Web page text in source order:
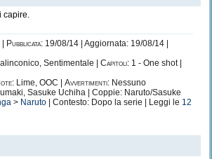
capire.
Pubblicata: 19/08/14 | Aggiornata: 19/08/14 |
Sentimentale | Capitoli: 1 - One shot |
Lime, OOC | Avvertimenti: Nessuno
Sasuke Uchiha | Coppie: Naruto/Sasuke
> Naruto | Contesto: Dopo la serie | Leggi le 12